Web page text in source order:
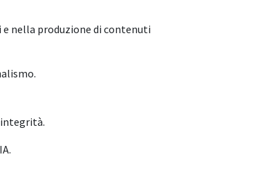
nella produzione di contenuti